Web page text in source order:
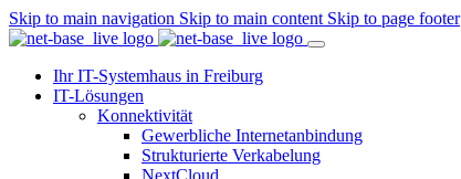
Skip to main navigation Skip to main content Skip to page footer
Ihr IT-Systemhaus in Freiburg
IT-Lösungen
Konnektivität
Gewerbliche Internetanbindung
Strukturierte Verkabelung
NextCloud